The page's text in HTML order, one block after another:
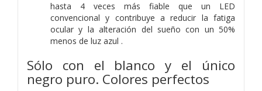
hasta 4 veces más fiable que un LED
convencional y contribuye a reducir la fatiga
ocular y la alteración del sueño con un 50%
menos de luz azul .
Sólo con el blanco y el único
negro puro. Colores perfectos